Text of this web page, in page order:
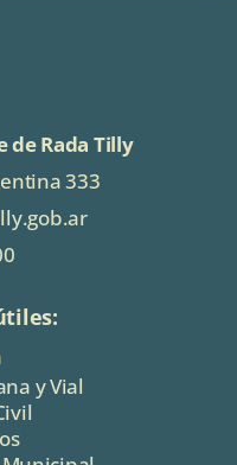
de Rada Tilly
333
y Vial